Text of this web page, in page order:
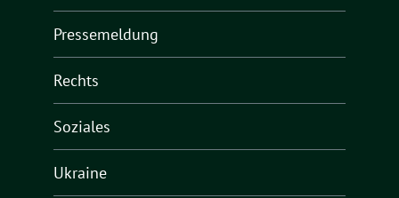
Pressemeldung
Rechts
Soziales
Ukraine